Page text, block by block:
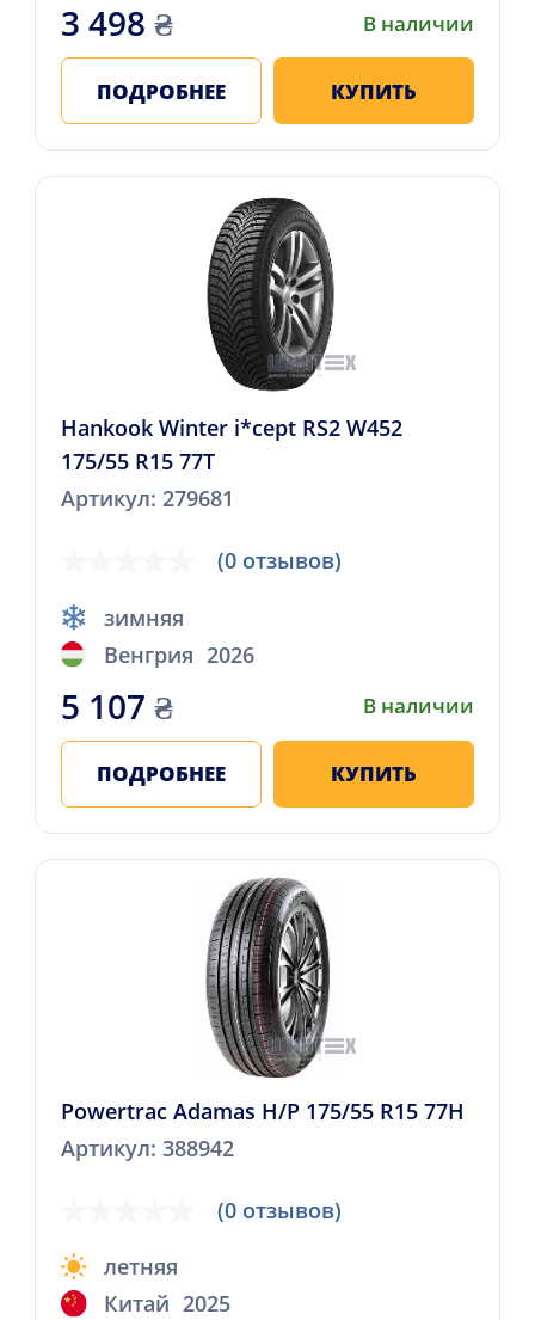
3 498 ₴ В наличии
ПОДРОБНЕЕ КУПИТЬ
Hankook Winter i*cept RS2 W452
175/55 R15 77T
Артикул: 279681
(0 отзывов)
зимняя
Венгрия 2026
5 107 ₴ В наличии
ПОДРОБНЕЕ КУПИТЬ
Powertrac Adamas H/P 175/55 R15 77H
Артикул: 388942
(0 отзывов)
летняя
Китай 2025